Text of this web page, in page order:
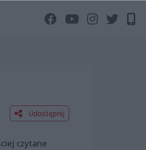
Udostępnij
czytane